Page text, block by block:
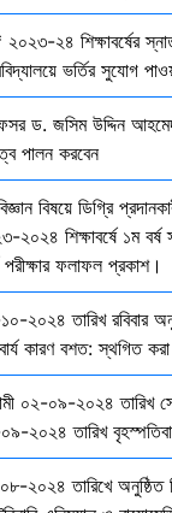
২৪ শিক্ষাবর্ষের
ভর্তির সুযোগ
ড. জসিম উদ্দিন
পালন করবেন
বিষয়ে ডিগ্রি
২০২৪ শিক্ষাবর্ষে ১ম
পরীক্ষার ফলাফল প্রকাশ।
২০২৪ তারিখ রবিবার
কারণ বশত: স্থগিত
০২-০৯-২০২৪ তারিখ
২০২৪ তারিখ
২০২৪ তারিখে অনুষ্ঠিত